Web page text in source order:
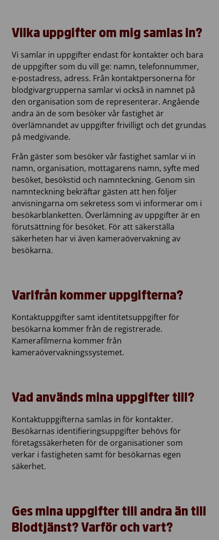
Vilka uppgifter om mig samlas in?
Vi samlar in uppgifter endast för kontakter och bara
de uppgifter som du vill ge: namn, telefonnummer,
e-postadress, adress. Från kontaktpersonerna för
blodgivargrupperna samlar vi också in namnet på
den organisation som de representerar. Angående
andra än de som besöker vår fastighet är
överlämnandet av uppgifter frivilligt och det grundas
på medgivande.
Från gäster som besöker vår fastighet samlar vi in
namn, organisation, mottagarens namn, syfte med
besöket, besökstid och namnteckning. Genom sin
namnteckning bekräftar gästen att hen följer
anvisningarna om sekretess som vi informerar om i
besökarblanketten. Överlämning av uppgifter är en
förutsättning för besöket. För att säkerställa
säkerheten har vi även kameraövervakning av
besökarna.
Varifrån kommer uppgifterna?
Kontaktuppgifter samt identitetsuppgifter för
besökarna kommer från de registrerade.
Kamerafilmerna kommer från
kameraövervakningssystemet.
Vad används mina uppgifter till?
Kontaktuppgifterna samlas in för kontakter.
Besökarnas identifieringsuppgifter behövs för
företagssäkerheten för de organisationer som
verkar i fastigheten samt för besökarnas egen
säkerhet.
Ges mina uppgifter till andra än till
Blodtjänst? Varför och vart?